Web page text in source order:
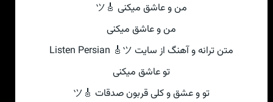
من و عاشق میکنی‌ 🎸ツ
من و عاشق میکنی‌
متن ترانه و آهنگ از سایت Listen Persian 🎸ツ
تو عاشق میکنی‌
تو و عشق و کلی‌ قربون صدقات 🎸ツ